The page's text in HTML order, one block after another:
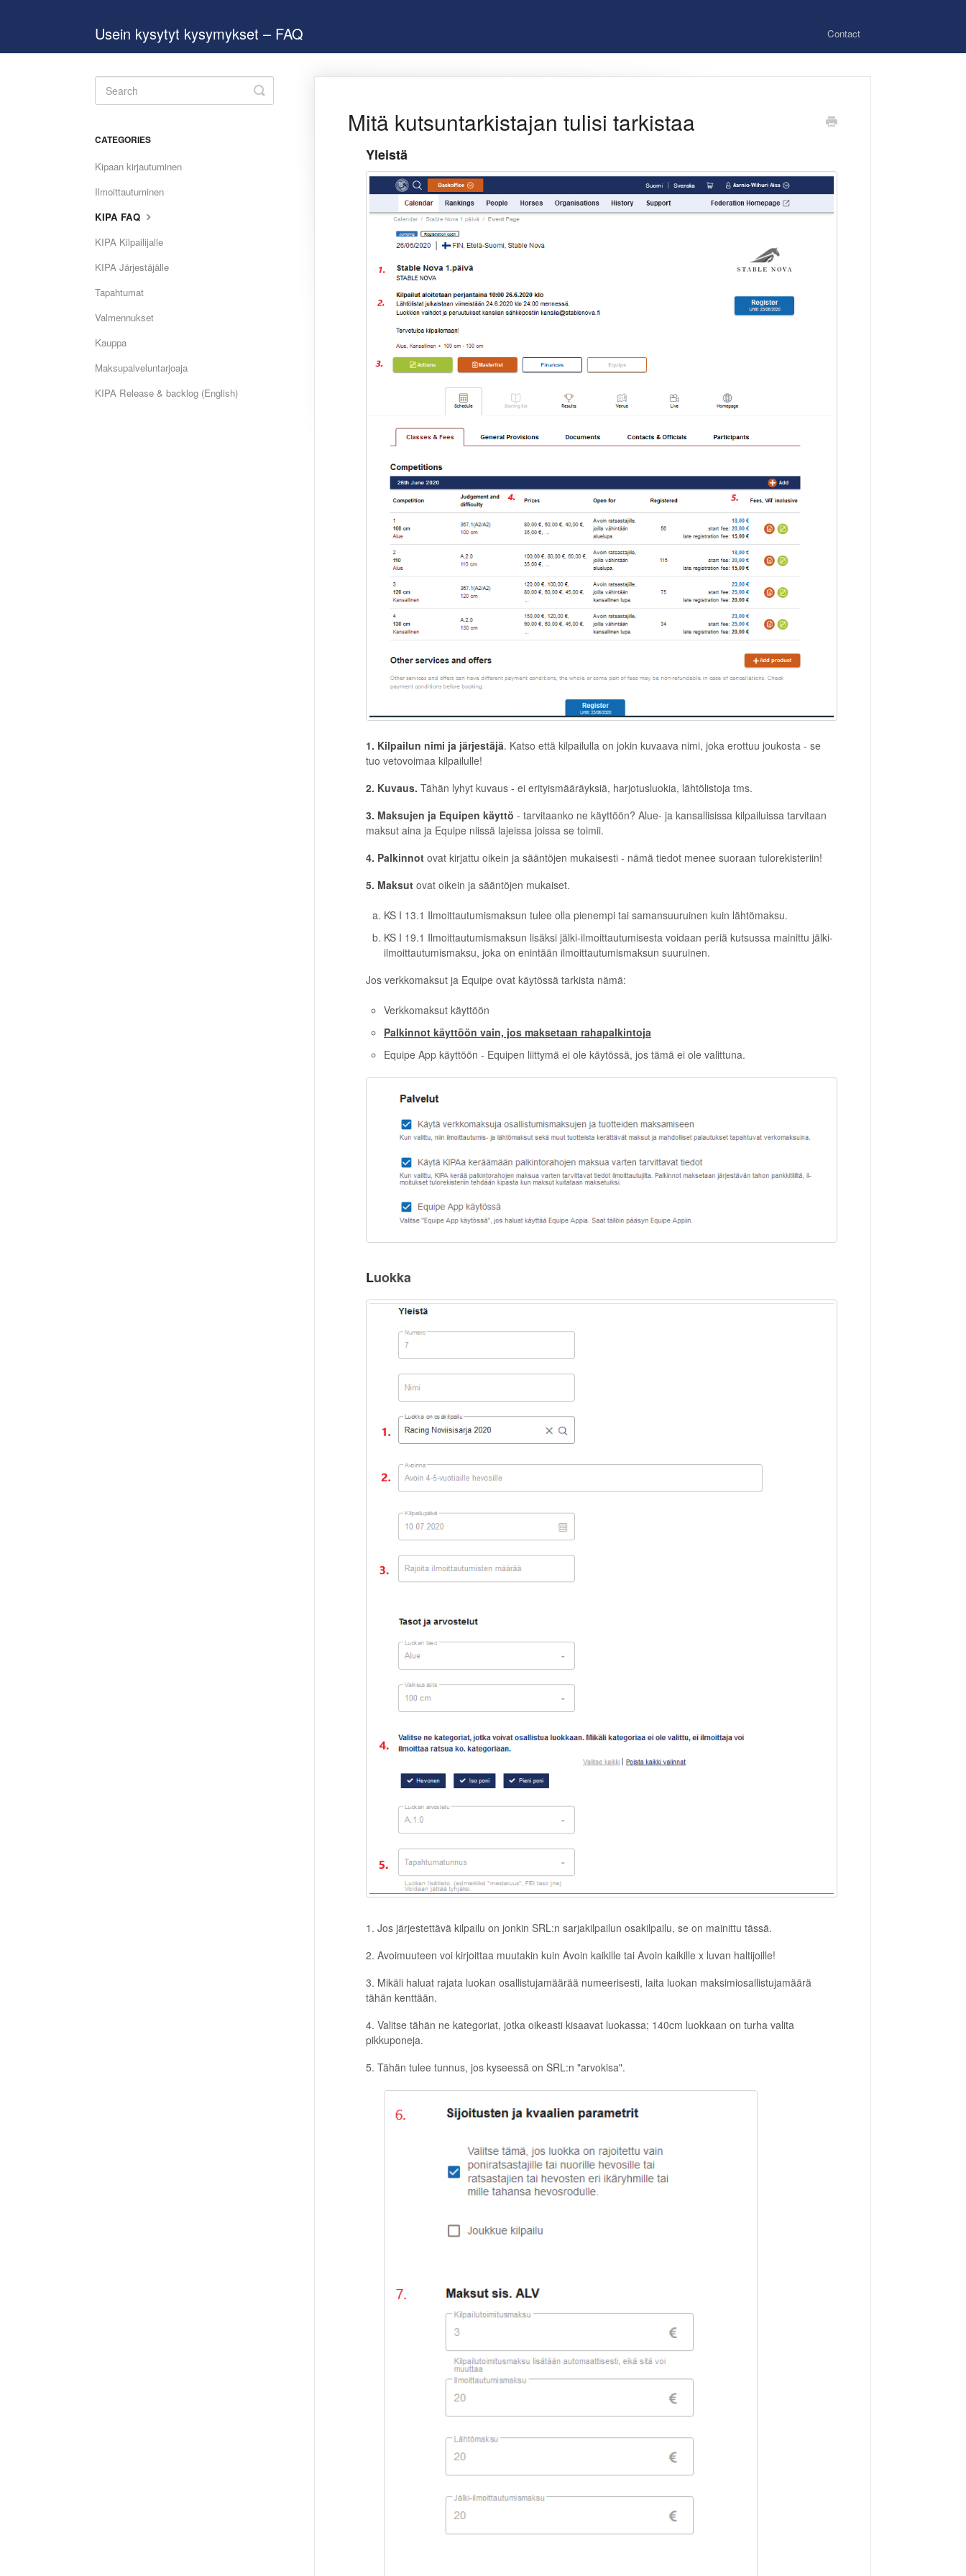
Usein kysytyt kysymykset – FAQ Contact
Mitä kutsuntarkistajan tulisi tarkistaa
Yleistä
1. Kilpailun nimi ja järjestäjä. Katso että kilpailulla on jokin kuvaava nimi, joka erottuu joukosta - se
tuo vetovoimaa kilpailulle!
2. Kuvaus. Tähän lyhyt kuvaus - ei erityismääräyksiä, harjotusluokia, lähtölistoja tms.
3. Maksujen ja Equipen käyttö - tarvitaanko ne käyttöön? Alue- ja kansallisissa kilpailuissa tarvitaan
maksut aina ja Equipe niissä lajeissa joissa se toimii.
4. Palkinnotovat kirjattu oikein ja sääntöjen mukaisesti - nämä tiedot menee suoraan tulorekisteriin!
5. Maksutovat oikein ja sääntöjen mukaiset.
KS I 13.1 Ilmoittautumismaksun tulee olla pienempi tai samansuuruinen kuin lähtömaksu.
KS I 19.1 Ilmoittautumismaksun lisäksi jälki-ilmoittautumisesta voidaan periä kutsussa mainittu jälki-
ilmoittautumismaksu, joka on enintään ilmoittautumismaksun suuruinen.
Jos verkkomaksut ja Equipe ovat käytössä tarkista nämä:
Verkkomaksut käyttöön
Palkinnot käyttöön vain, jos maksetaan rahapalkintoja
Equipe App käyttöön - Equipen liittymä ei ole käytössä, jos tämä ei ole valittuna.
Luokka
1. Jos järjestettävä kilpailu on jonkin SRL:n sarjakilpailun osakilpailu, se on mainittu tässä.
2. Avoimuuteen voi kirjoittaa muutakin kuin Avoin kaikille tai Avoin kaikille x luvan haltijoille!
3. Mikäli haluat rajata luokan osallistujamäärää numeerisesti, laita luokan maksimiosallistujamäärä
tähän kenttään.
4. Valitse tähän ne kategoriat, jotka oikeasti kisaavat luokassa; 140cm luokkaan on turha valita
pikkuponeja.
5. Tähän tulee tunnus, jos kyseessä on SRL:n "arvokisa".
Toggle
Search
CATEGORIES
Kipaan kirjautuminen
Ilmoittautuminen
KIPA FAQ
KIPA Kilpailijalle
KIPA Järjestäjälle
Tapahtumat
Valmennukset
Kauppa
Maksupalveluntarjoaja
KIPA Release & backlog (English)